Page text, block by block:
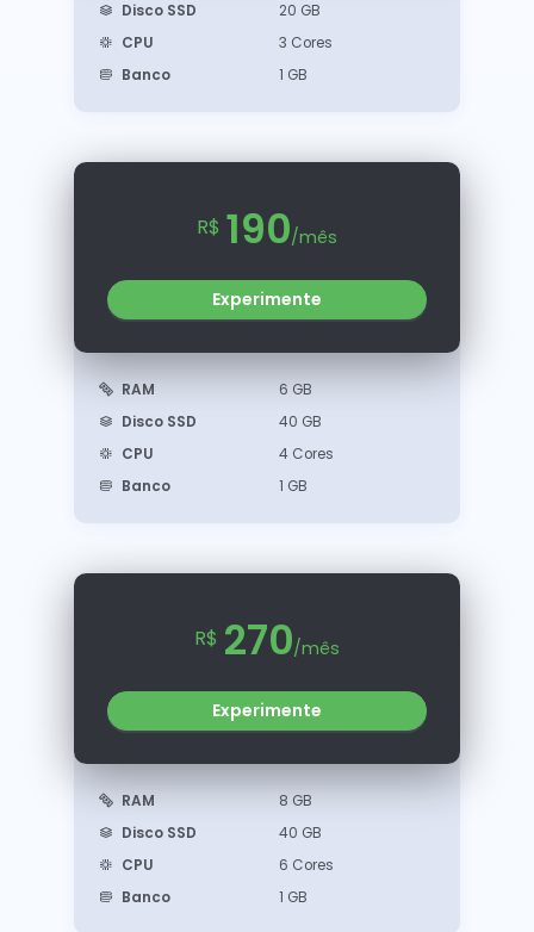
Disco SSD
20 GB
CPU
3 Cores
Banco
1 GB
R$ 190/mês
Experimente
RAM
6 GB
Disco SSD
40 GB
CPU
4 Cores
Banco
1 GB
R$ 270/mês
Experimente
RAM
8 GB
Disco SSD
40 GB
CPU
6 Cores
Banco
1 GB